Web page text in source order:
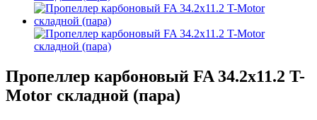
Пропеллер карбоновый FA 34.2x11.2 T-
Motor складной (пара)